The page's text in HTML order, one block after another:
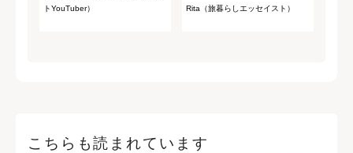
トYouTuber）
Rita（旅暮らしエッセイスト）
こちらも読まれています